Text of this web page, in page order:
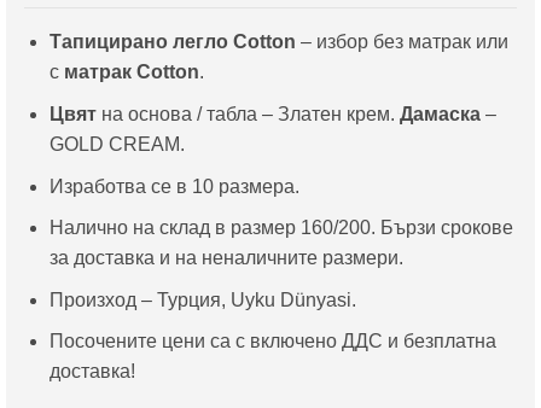
Тапицирано легло Cotton – избор без матрак или
с матрак Cotton.
Цвятна основа / табла – Златен крем. Дамаска–
GOLD CREAM.
Изработва се в 10 размера.
Налично на склад в размер 160/200. Бързи срокове
за доставка и на неналичните размери.
Произход – Турция, Uyku Dünyasi.
Посочените цени са с включено ДДС и безплатна
доставка!